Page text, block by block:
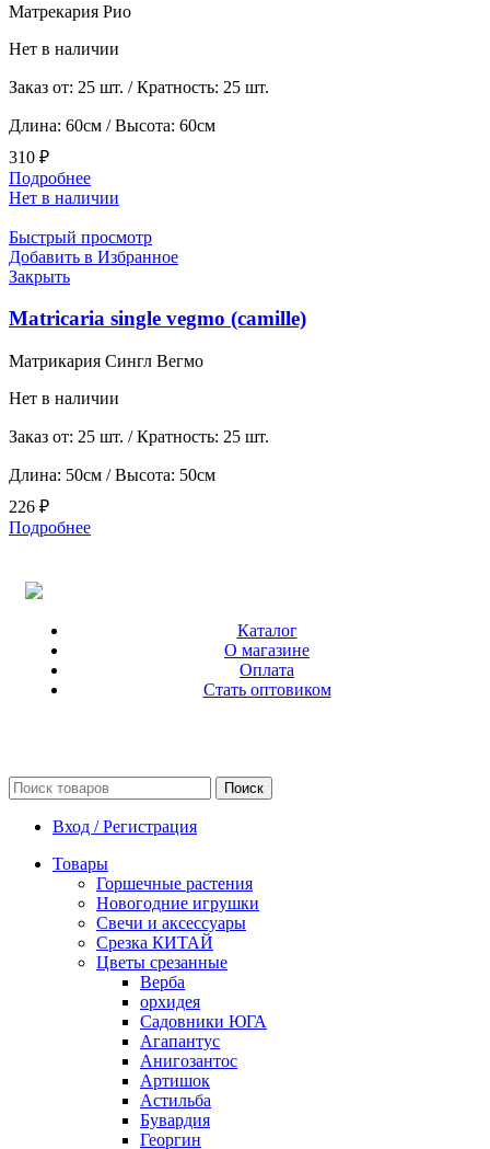
Матрекария Рио
Нет в наличии
Заказ от: 25 шт. / Кратность: 25 шт.
Длина: 60см / Высота: 60см
310 ₽
Подробнее
Нет в наличии
Быстрый просмотр
Добавить в Избранное
Закрыть
Matricaria single vegmo (camille)
Матрикария Сингл Вегмо
Нет в наличии
Заказ от: 25 шт. / Кратность: 25 шт.
Длина: 50см / Высота: 50см
226 ₽
Подробнее
Каталог
О магазине
Оплата
Стать оптовиком
Поиск
Вход / Регистрация
Товары
Горшечные растения
Новогодние игрушки
Свечи и аксессуары
Срезка КИТАЙ
Цветы срезанные
Верба
орхидея
Садовники ЮГА
Агапантус
Анигозантос
Артишок
Астильба
Бувардия
Георгин